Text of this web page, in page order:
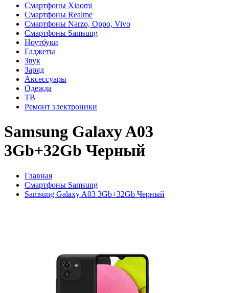
Смартфоны Xiaomi
Смартфоны Realme
Смартфоны Narzo, Oppo, Vivo
Смартфоны Samsung
Ноутбуки
Гаджеты
Звук
Заряд
Аксессуары
Одежда
ТВ
Ремонт электроники
Samsung Galaxy A03
3Gb+32Gb Черный
Главная
Смартфоны Samsung
Samsung Galaxy A03 3Gb+32Gb Черный